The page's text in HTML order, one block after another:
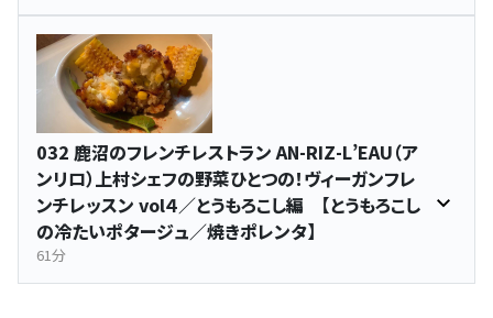
032 鹿沼のフレンチレストラン AN-RIZ-L’EAU（ア
ンリロ）上村シェフの野菜ひとつの！ヴィーガンフレ
ンチレッスン vol４／とうもろこし編 【とうもろこし
の冷たいポタージュ／焼きポレンタ】
61分